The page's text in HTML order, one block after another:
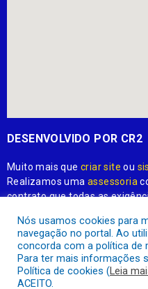
DESENVOLVIDO POR CR2
Muito mais quecriar site ou
Realizamos umaassessoria
contrato que todas as
Conheça oPNTP e oRadar da
Nós usamos cookies para
navegação no portal. Ao
concorda com a política de
Para ter mais informações
Política de cookies (Leia
ACEITO.